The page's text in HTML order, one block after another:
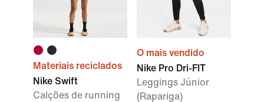
Materiais reciclados
Nike Swift
Calções de running
O mais vendido
Nike Pro Dri-FIT
Leggings Júnior
(Rapariga)